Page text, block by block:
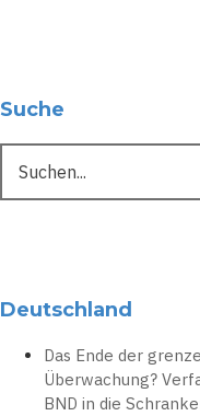
Suche
Deutschland
Das Ende der
Überwachung?
BND in die